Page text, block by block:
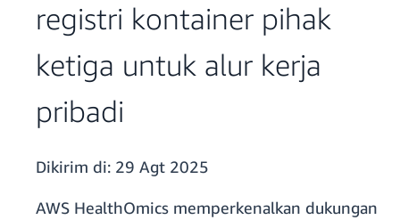
registri kontainer pihak
ketiga untuk alur kerja
pribadi
Dikirim di: 29 Agt 2025
AWS HealthOmics memperkenalkan dukungan